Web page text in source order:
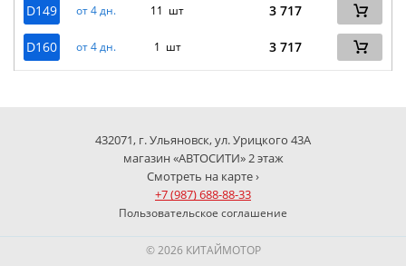
D149 от 4 дн. 11 шт 3 717
D160 от 4 дн. 1 шт 3 717
432071, г. Ульяновск, ул. Урицкого 43А
магазин «АВТОСИТИ» 2 этаж
Смотреть на карте ›
+7 (987) 688-88-33
Пользовательское соглашение
© 2026 КИТАЙМОТОР